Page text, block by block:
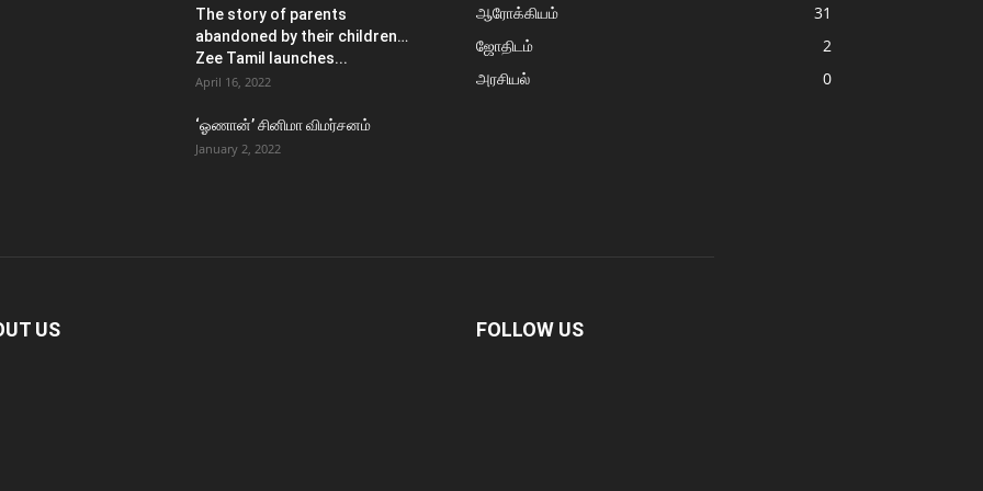
The story of parents
abandoned by their children…
Zee Tamil launches...
April 16, 2022
‘ஓணான்’ சினிமா விமர்சனம்
January 2, 2022
ஆரோக்கியம்
31
ஜோதிடம்
2
அரசியல்
0
US FOLLOW US